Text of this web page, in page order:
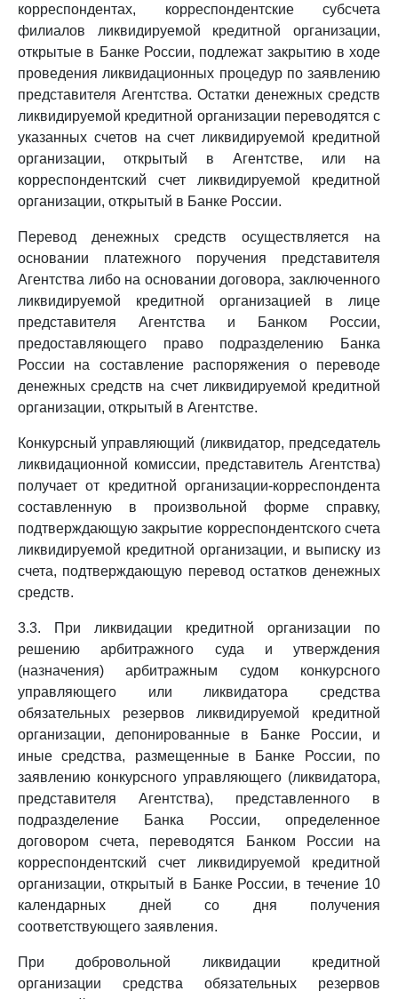
корреспондентах, корреспондентские субсчета
филиалов ликвидируемой кредитной организации,
открытые в Банке России, подлежат закрытию в ходе
проведения ликвидационных процедур по заявлению
представителя Агентства. Остатки денежных средств
ликвидируемой кредитной организации переводятся с
указанных счетов на счет ликвидируемой кредитной
организации, открытый в Агентстве, или на
корреспондентский счет ликвидируемой кредитной
организации, открытый в Банке России.
Перевод денежных средств осуществляется на
основании платежного поручения представителя
Агентства либо на основании договора, заключенного
ликвидируемой кредитной организацией в лице
представителя Агентства и Банком России,
предоставляющего право подразделению Банка
России на составление распоряжения о переводе
денежных средств на счет ликвидируемой кредитной
организации, открытый в Агентстве.
Конкурсный управляющий (ликвидатор, председатель
ликвидационной комиссии, представитель Агентства)
получает от кредитной организации-корреспондента
составленную в произвольной форме справку,
подтверждающую закрытие корреспондентского счета
ликвидируемой кредитной организации, и выписку из
счета, подтверждающую перевод остатков денежных
средств.
3.3. При ликвидации кредитной организации по
решению арбитражного суда и утверждения
(назначения) арбитражным судом конкурсного
управляющего или ликвидатора средства
обязательных резервов ликвидируемой кредитной
организации, депонированные в Банке России, и
иные средства, размещенные в Банке России, по
заявлению конкурсного управляющего (ликвидатора,
представителя Агентства), представленного в
подразделение Банка России, определенное
договором счета, переводятся Банком России на
корреспондентский счет ликвидируемой кредитной
организации, открытый в Банке России, в течение 10
календарных дней со дня получения
соответствующего заявления.
При добровольной ликвидации кредитной
организации средства обязательных резервов